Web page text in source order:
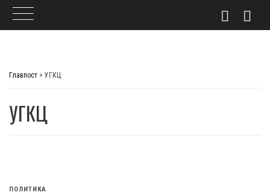
Главпост > УГКЦ
УГКЦ
ПОЛИТИКА